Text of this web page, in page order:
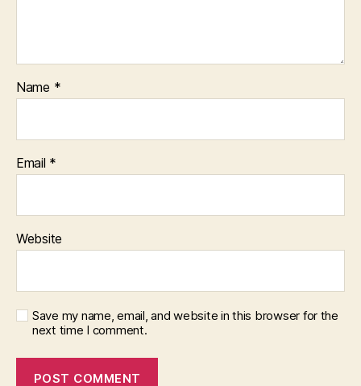
Name *
Email *
Website
Save my name, email, and website in this browser for the
next time I comment.